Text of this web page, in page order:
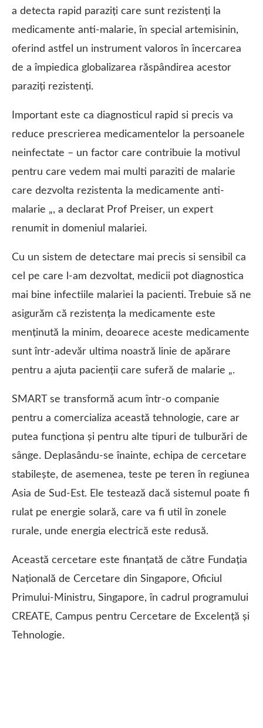
a detecta rapid paraziți care sunt rezistenți la
medicamente anti-malarie, în special artemisinin,
oferind astfel un instrument valoros în încercarea
de a împiedica globalizarea răspândirea acestor
paraziți rezistenți.
Important este ca diagnosticul rapid si precis va
reduce prescrierea medicamentelor la persoanele
neinfectate – un factor care contribuie la motivul
pentru care vedem mai multi paraziti de malarie
care dezvolta rezistenta la medicamente anti-
malarie „, a declarat Prof Preiser, un expert
renumit in domeniul malariei.
Cu un sistem de detectare mai precis si sensibil ca
cel pe care l-am dezvoltat, medicii pot diagnostica
mai bine infectiile malariei la pacienti. Trebuie să ne
asigurăm că rezistența la medicamente este
menținută la minim, deoarece aceste medicamente
sunt într-adevăr ultima noastră linie de apărare
pentru a ajuta pacienții care suferă de malarie „.
SMART se transformă acum într-o companie
pentru a comercializa această tehnologie, care ar
putea funcționa și pentru alte tipuri de tulburări de
sânge. Deplasându-se înainte, echipa de cercetare
stabilește, de asemenea, teste pe teren în regiunea
Asia de Sud-Est. Ele testează dacă sistemul poate fi
rulat pe energie solară, care va fi util în zonele
rurale, unde energia electrică este redusă.
Această cercetare este finanțată de către Fundația
Națională de Cercetare din Singapore, Oficiul
Primului-Ministru, Singapore, în cadrul programului
CREATE, Campus pentru Cercetare de Excelență și
Tehnologie.